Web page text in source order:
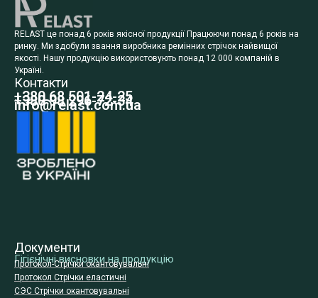
RELAST це понад 6 років якісної продукції Працюючи понад 6 років на
ринку. Ми здобули звання виробника ремінних стрічок найвищої
якості. Нашу продукцію використовують понад 12 000 компаній в
Україні.
Контакти
+380 68 501-24-25
+380 98 296-72-34
info@relast.com.ua
Документи
Гігієнічні висновки на продукцію
Протокол-Стрічки окантовувальні
Протокол Стрічки еластичні
СЭС Стрічки окантовувальні